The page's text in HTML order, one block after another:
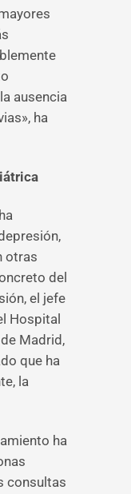
ausencia
ha
otras
del
el jefe
Hospital
Madrid,
que ha
la
ha
consultas